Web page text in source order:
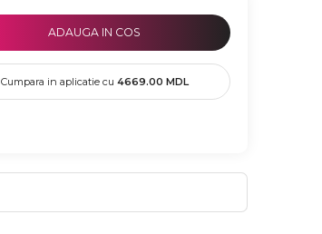
ADAUGA IN COS
Cumpara in aplicatie cu 4669.00 MDL